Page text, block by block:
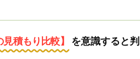
見積もり比較】
を意識すると判